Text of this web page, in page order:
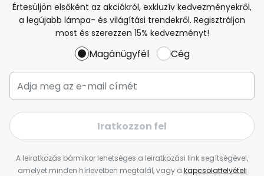
Értesüljön elsőként az akciókról, exkluzív kedvezményekről,
a legújabb lámpa- és világítási trendekről. Regisztráljon
most és szerezzen 15% kedvezményt!
Magánügyfél Cég
Iratkozzon fel
A leiratkozás bármikor lehetséges a leiratkozási link segítségével,
amelyet minden hírlevélben megtalál, vagy a kapcsolatfelvételi